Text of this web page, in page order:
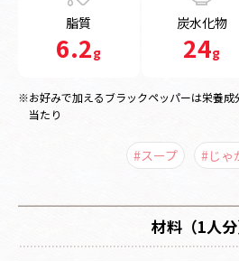
脂質
6.2g
炭水化物
24g
※お好みで加えるブラックペッパーは栄養成
当たり
#スープ #じゃ
材料（1人分